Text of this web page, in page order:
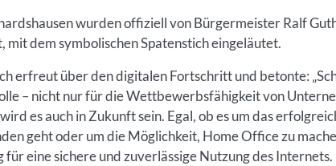
wurden offiziell von Bürgermeister Ralf
mit dem symbolischen Spatenstich eingeläutet.
erfreut über den digitalen Fortschritt und betonte:
– nicht nur für die Wettbewerbsfähigkeit von
es auch in Zukunft sein. Egal, ob es um das
geht oder um die Möglichkeit, Home Office zu
für eine sichere und zuverlässige Nutzung des